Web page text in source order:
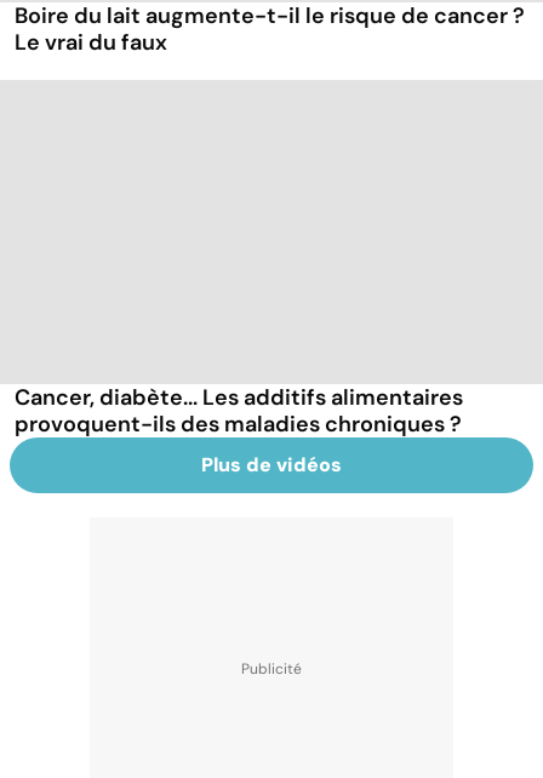
Boire du lait augmente-t-il le risque de cancer ?
Le vrai du faux
Cancer, diabète... Les additifs alimentaires
provoquent-ils des maladies chroniques ?
Plus de vidéos